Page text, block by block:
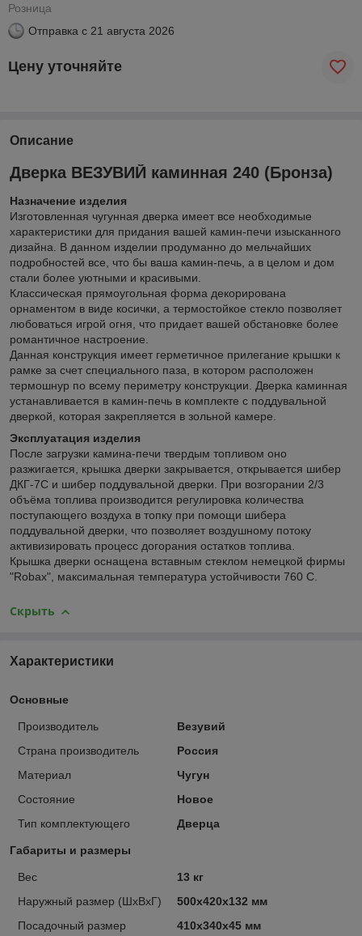
Розница
Отправка с 21 августа 2026
Цену уточняйте
Описание
Дверка ВЕЗУВИЙ каминная 240 (Бронза)
Назначение изделия
Изготовленная чугунная дверка имеет все необходимые
характеристики для придания вашей камин-печи изысканного
дизайна. В данном изделии продуманно до мельчайших
подробностей все, что бы ваша камин-печь, а в целом и дом
стали более уютными и красивыми.
Классическая прямоугольная форма декорирована
орнаментом в виде косички, а термостойкое стекло позволяет
любоваться игрой огня, что придает вашей обстановке более
романтичное настроение.
Данная конструкция имеет герметичное прилегание крышки к
рамке за счет специального паза, в котором расположен
термошнур по всему периметру конструкции. Дверка каминная
устанавливается в камин-печь в комплекте с поддувальной
дверкой, которая закрепляется в зольной камере.
Эксплуатация изделия
После загрузки камина-печи твердым топливом оно
разжигается, крышка дверки закрывается, открывается шибер
ДКГ-7С и шибер поддувальной дверки. При возгорании 2/3
объёма топлива производится регулировка количества
поступающего воздуха в топку при помощи шибера
поддувальной дверки, что позволяет воздушному потоку
активизировать процесс догорания остатков топлива.
Крышка дверки оснащена вставным стеклом немецкой фирмы
"Robax", максимальная температура устойчивости 760 С.
Скрыть
Характеристики
Основные
Производитель
Везувий
Страна производитель
Россия
Материал
Чугун
Состояние
Новое
Тип комплектующего
Дверца
Габариты и размеры
Вес
13 кг
Наружный размер (ШхВхГ)
500х420х132 мм
Посадочный размер
410х340х45 мм